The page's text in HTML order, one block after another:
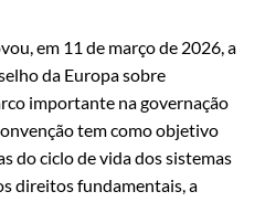
em 11 de março de 2026, a
da Europa sobre
importante na governação
tem como objetivo
do ciclo de vida dos sistemas
direitos fundamentais, a